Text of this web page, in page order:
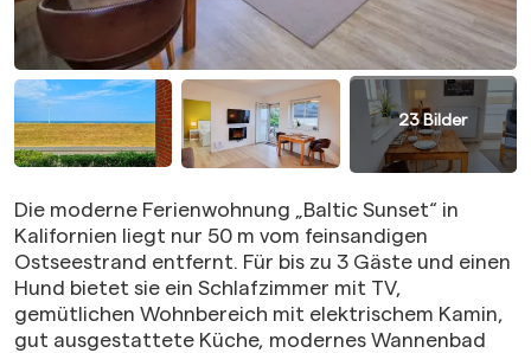
23Bilder
Die moderne Ferienwohnung „Baltic Sunset“ in
Kalifornien liegt nur 50 m vom feinsandigen
Ostseestrand entfernt. Für bis zu 3 Gäste und einen
Hund bietet sie ein Schlafzimmer mit TV,
gemütlichen Wohnbereich mit elektrischem Kamin,
gut ausgestattete Küche, modernes Wannenbad